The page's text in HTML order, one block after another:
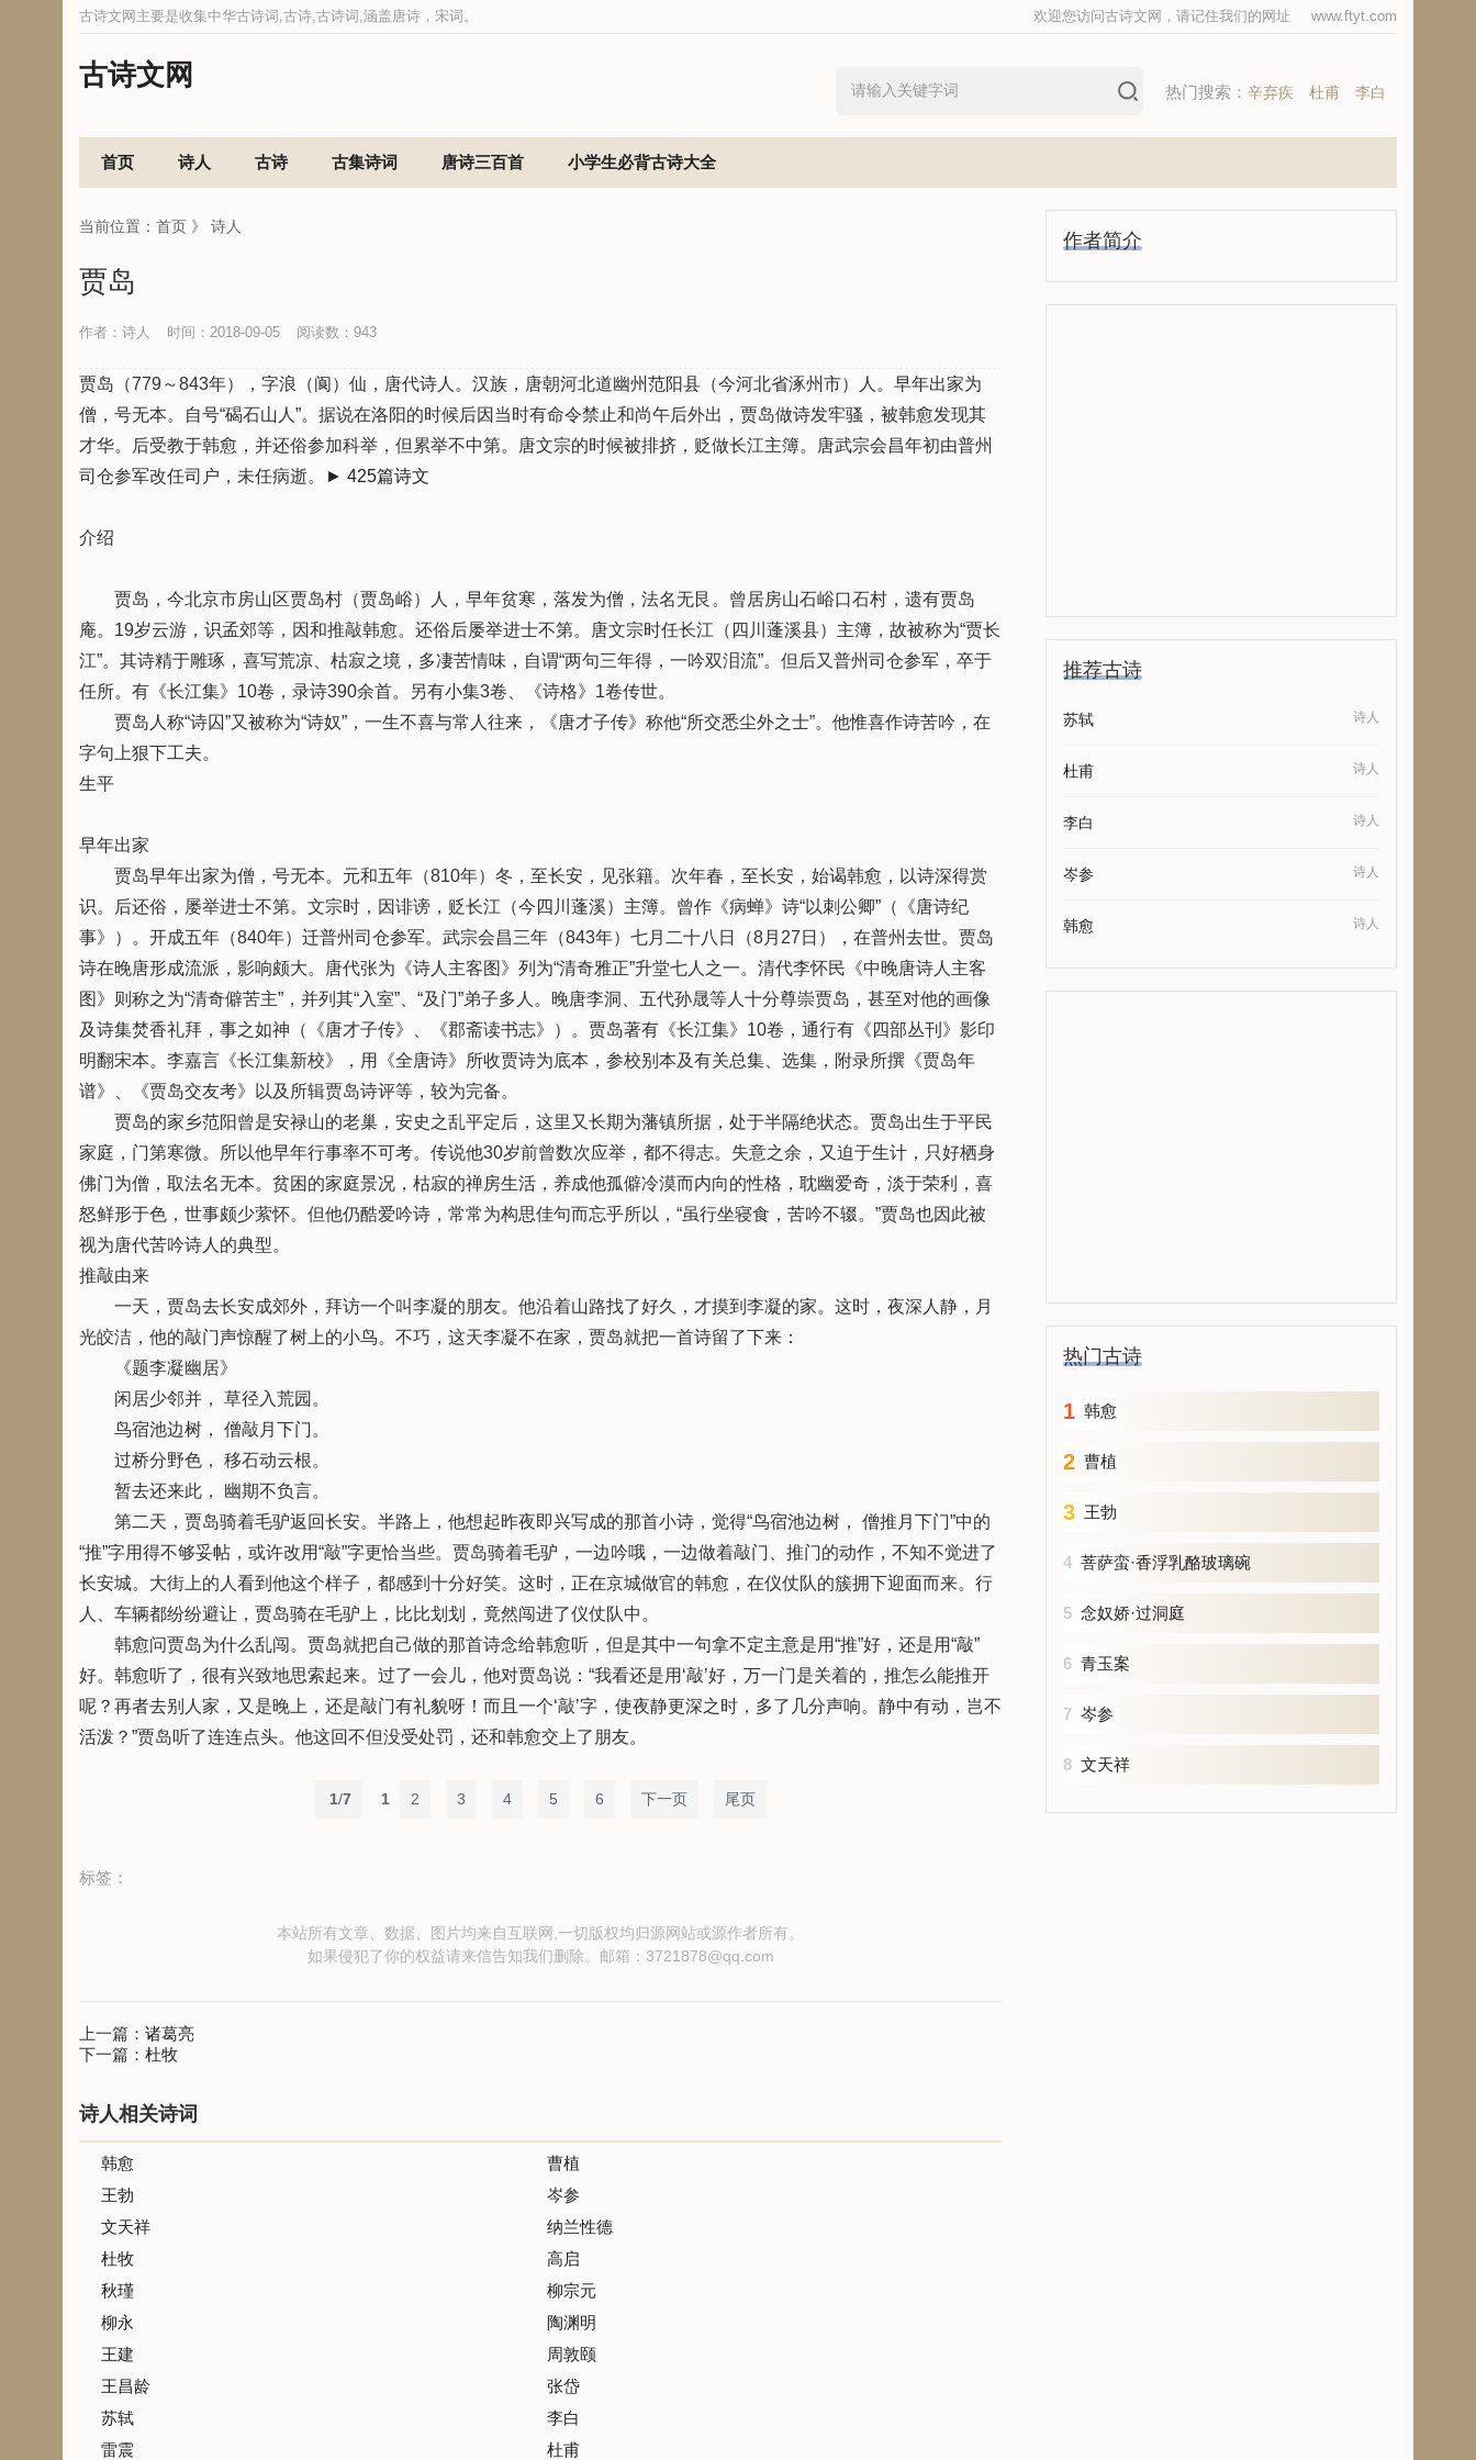
欢迎您访问古诗文网，请记住我们的网址 www.ftyt.com
古诗文网主要是收集中华古诗词,古诗,古诗词,涵盖唐诗，宋词。
古诗文网
热门搜索： 辛弃疾 杜甫 李白
首页 诗人 古诗 古集诗词 唐诗三百首 小学生必背古诗大全
当前位置： 首页 》 诗人
贾岛
作者：诗人 时间：2018-09-05 阅读数： 943
贾岛（779～843年），字浪（阆）仙，唐代诗人。汉族，唐朝河北道幽州范阳县（今河北省涿州市）人。早年出家为
僧，号无本。自号“碣石山人”。据说在洛阳的时候后因当时有命令禁止和尚午后外出，贾岛做诗发牢骚，被韩愈发现其
才华。后受教于韩愈，并还俗参加科举，但累举不中第。唐文宗的时候被排挤，贬做长江主簿。唐武宗会昌年初由普州
司仓参军改任司户，未任病逝。
► 425篇诗文
介绍
贾岛，今北京市房山区贾岛村（贾岛峪）人，早年贫寒，落发为僧，法名无艮。曾居房山石峪口石村，遗有贾岛
庵。19岁云游，识孟郊等，因和推敲韩愈。还俗后屡举进士不第。唐文宗时任长江（四川蓬溪县）主簿，故被称为“贾长
江”。其诗精于雕琢，喜写荒凉、枯寂之境，多凄苦情味，自谓“两句三年得，一吟双泪流”。但后又普州司仓参军，卒于
任所。有《长江集》10卷，录诗390余首。另有小集3卷、《诗格》1卷传世。
贾岛人称“诗囚”又被称为“诗奴”，一生不喜与常人往来，《唐才子传》称他“所交悉尘外之士”。他惟喜作诗苦吟，在
字句上狠下工夫。
生平
早年出家
贾岛早年出家为僧，号无本。元和五年（810年）冬，至长安，见张籍。次年春，至长安，始谒韩愈，以诗深得赏
识。后还俗，屡举进士不第。文宗时，因诽谤，贬长江（今四川蓬溪）主簿。曾作《病蝉》诗“以刺公卿”（《唐诗纪
事》）。开成五年（840年）迁普州司仓参军。武宗会昌三年（843年）七月二十八日（8月27日），在普州去世。贾岛
诗在晚唐形成流派，影响颇大。唐代张为《诗人主客图》列为“清奇雅正”升堂七人之一。清代李怀民《中晚唐诗人主客
图》则称之为“清奇僻苦主”，并列其“入室”、“及门”弟子多人。晚唐李洞、五代孙晟等人十分尊崇贾岛，甚至对他的画像
及诗集焚香礼拜，事之如神（《唐才子传》、《郡斋读书志》）。贾岛著有《长江集》10卷，通行有《四部丛刊》影印
明翻宋本。李嘉言《长江集新校》，用《全唐诗》所收贾诗为底本，参校别本及有关总集、选集，附录所撰《贾岛年
谱》、《贾岛交友考》以及所辑贾岛诗评等，较为完备。
贾岛的家乡范阳曾是安禄山的老巢，安史之乱平定后，这里又长期为藩镇所据，处于半隔绝状态。贾岛出生于平民
家庭，门第寒微。所以他早年行事率不可考。传说他30岁前曾数次应举，都不得志。失意之余，又迫于生计，只好栖身
佛门为僧，取法名无本。贫困的家庭景况，枯寂的禅房生活，养成他孤僻冷漠而内向的性格，耽幽爱奇，淡于荣利，喜
怒鲜形于色，世事颇少萦怀。但他仍酷爱吟诗，常常为构思佳句而忘乎所以，“虽行坐寝食，苦吟不辍。”贾岛也因此被
视为唐代苦吟诗人的典型。
推敲由来
一天，贾岛去长安成郊外，拜访一个叫李凝的朋友。他沿着山路找了好久，才摸到李凝的家。这时，夜深人静，月
光皎洁，他的敲门声惊醒了树上的小鸟。不巧，这天李凝不在家，贾岛就把一首诗留了下来：
《题李凝幽居》
闲居少邻并， 草径入荒园。
鸟宿池边树， 僧敲月下门。
过桥分野色， 移石动云根。
暂去还来此， 幽期不负言。
第二天，贾岛骑着毛驴返回长安。半路上，他想起昨夜即兴写成的那首小诗，觉得“鸟宿池边树， 僧推月下门”中的
“推”字用得不够妥帖，或许改用“敲”字更恰当些。贾岛骑着毛驴，一边吟哦，一边做着敲门、推门的动作，不知不觉进了
长安城。大街上的人看到他这个样子，都感到十分好笑。这时，正在京城做官的韩愈，在仪仗队的簇拥下迎面而来。行
人、车辆都纷纷避让，贾岛骑在毛驴上，比比划划，竟然闯进了仪仗队中。
韩愈问贾岛为什么乱闯。贾岛就把自己做的那首诗念给韩愈听，但是其中一句拿不定主意是用“推”好，还是用“敲”
好。韩愈听了，很有兴致地思索起来。过了一会儿，他对贾岛说：“我看还是用‘敲’好，万一门是关着的，推怎么能推开
呢？再者去别人家，又是晚上，还是敲门有礼貌呀！而且一个‘敲’字，使夜静更深之时，多了几分声响。静中有动，岂不
活泼？”贾岛听了连连点头。他这回不但没受处罚，还和韩愈交上了朋友。
1/7 1 2 3 4 5 6 下一页 尾页
标签：
本站所有文章、数据、图片均来自互联网,一切版权均归源网站或源作者所有。
如果侵犯了你的权益请来信告知我们删除。邮箱： 3721878@qq.com
上一篇： 诸葛亮
下一篇： 杜牧
诗人相关诗词
韩愈
曹植
王勃
岑参
文天祥
纳兰性德
杜牧
高启
秋瑾
柳宗元
柳永
陶渊明
王建
周敦颐
王昌龄
张岱
苏轼
李白
雷震
杜甫
作者简介
推荐古诗
诗人
苏轼
诗人
杜甫
诗人
李白
诗人
岑参
诗人
韩愈
热门古诗
1 韩愈
2 曹植
3 王勃
4 菩萨蛮·香浮乳酪玻璃碗
5 念奴娇·过洞庭
6 青玉案
7 岑参
8 文天祥